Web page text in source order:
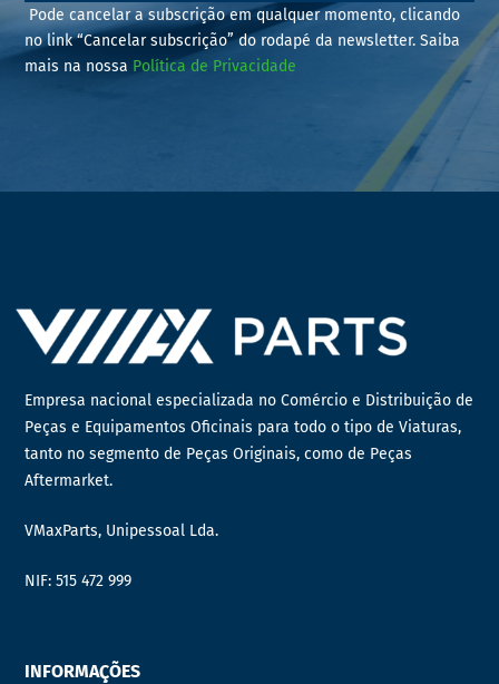
Pode cancelar a subscrição em qualquer momento, clicando
no link “Cancelar subscrição” do rodapé da newsletter. Saiba
mais na nossa Política de Privacidade
Empresa nacional especializada no Comércio e Distribuição de
Peças e Equipamentos Oficinais para todo o tipo de Viaturas,
tanto no segmento de Peças Originais, como de Peças
Aftermarket.
VMaxParts, Unipessoal Lda.
NIF: 515 472 999
INFORMAÇÕES